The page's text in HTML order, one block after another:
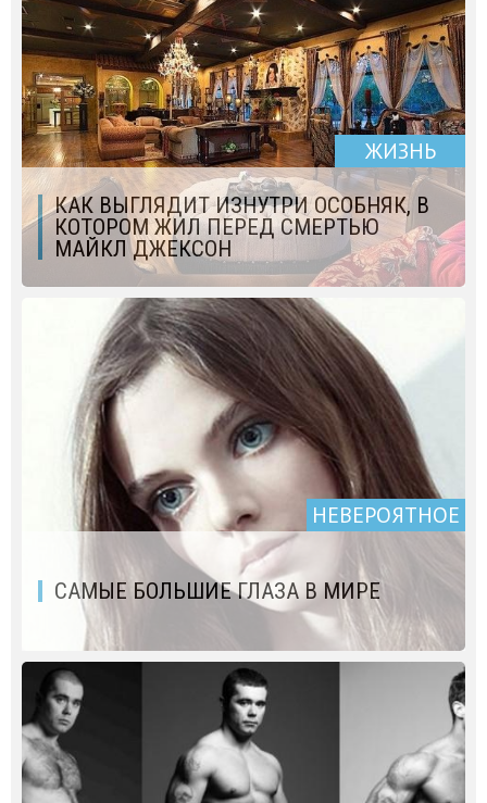
ЖИЗНЬ
КАК ВЫГЛЯДИТ ИЗНУТРИ ОСОБНЯК, В
КОТОРОМ ЖИЛ ПЕРЕД СМЕРТЬЮ
МАЙКЛ ДЖЕКСОН
НЕВЕРОЯТНОЕ
САМЫЕ БОЛЬШИЕ ГЛАЗА В МИРЕ